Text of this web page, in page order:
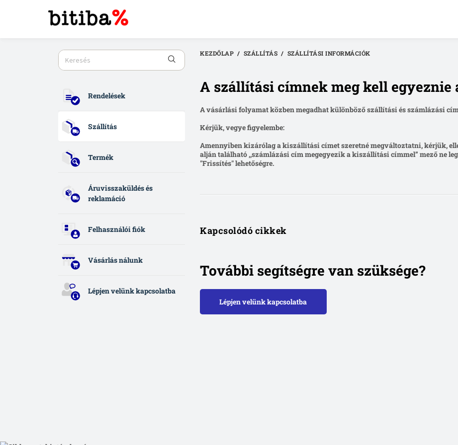
Rendelések
Szállítás
Termék
Áruvisszaküldés és
reklamáció
Felhasználói fiók
Vásárlás nálunk
Lépjen velünk kapcsolatba
KEZDŐLAP SZÁLLÍTÁS SZÁLLÍTÁSI INFORMÁCIÓK
A szállítási címnek meg kell egyeznie
A vásárlási folyamat közben megadhat különböző szállítási és számlázási
Kérjük, vegye figyelembe:
Amennyiben kizárólag a kiszállítási címet szeretné megváltoztatni, kérjük,
alján található ,,számlázási cím megegyezik a kiszállítási címmel” mező ne
"Frissítés" lehetőségre.
Kapcsolódó cikkek
További segítségre van szüksége?
Lépjen velünk kapcsolatba